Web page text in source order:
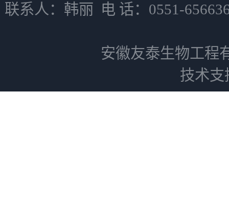
联系人：韩丽 电 话：0551-
安徽友泰生物工程
技术